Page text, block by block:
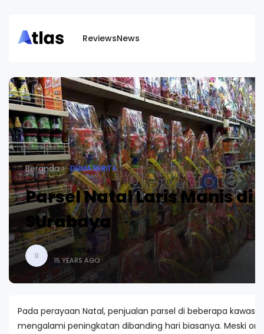
ReviewsNews
Beranda DUNIA BERITA
Parsel Natal Laris Manis di
SUrabaya
B
BUDI UTOMO
15 YEARS AGO
Pada perayaan Natal, penjualan parsel di beberapa
mengalami peningkatan dibanding hari biasanya. Meski